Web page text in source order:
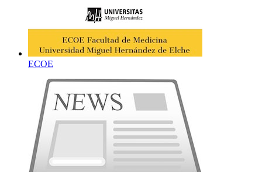
ECOE